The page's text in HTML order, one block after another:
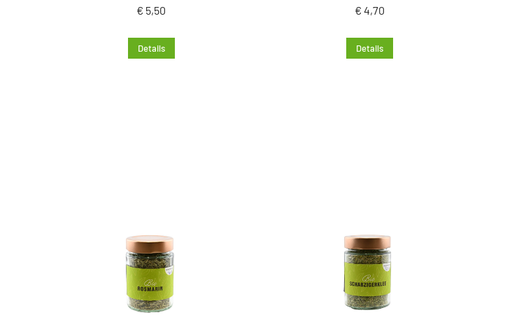
€ 5,50
Details
€ 4,70
Details